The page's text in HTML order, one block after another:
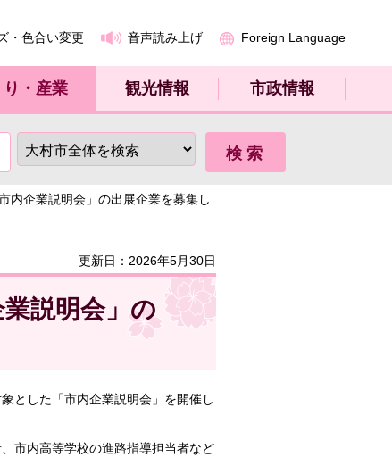
・色合い変更 音声読み上げ Foreign Language
り・産業 観光情報 市政情報
内企業説明会」の出展企業を募集し
更新日：2026年5月30日
業説明会」の
とした「市内企業説明会」を開催し
市内高等学校の進路指導担当者など